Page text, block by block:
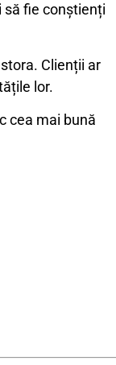
să fie conștienți
Clienții ar
lor.
cea mai bună